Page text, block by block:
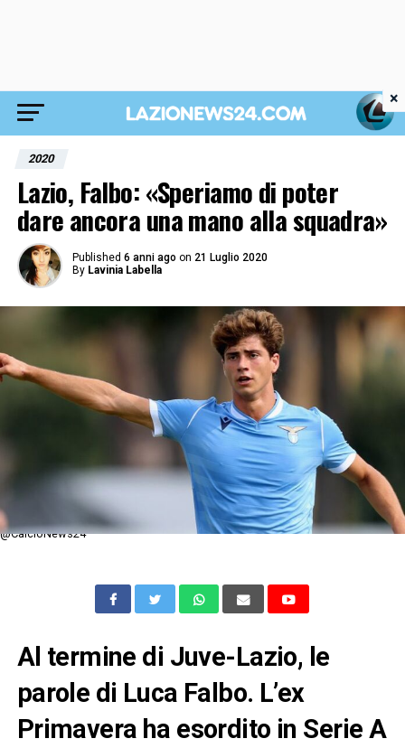
2020
Lazio, Falbo: «Speriamo di poter
dare ancora una mano alla squadra»
Published 6 anni ago on 21 Luglio 2020
By Lavinia Labella
@CalcioNews24
Al termine di Juve-Lazio, le
parole di Luca Falbo. L’ex
Primavera ha esordito in Serie A
×